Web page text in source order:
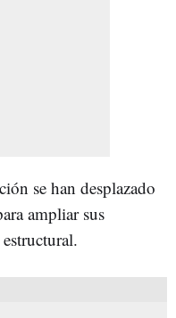
se han desplazado
ampliar sus